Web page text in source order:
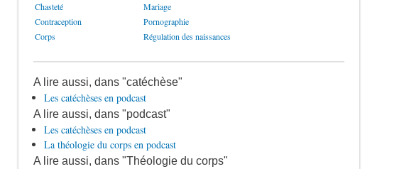
Chasteté
Mariage
Contraception
Pornographie
Corps
Régulation des naissances
A lire aussi, dans "catéchèse"
Les catéchèses en podcast
A lire aussi, dans "podcast"
Les catéchèses en podcast
La théologie du corps en podcast
A lire aussi, dans "Théologie du corps"